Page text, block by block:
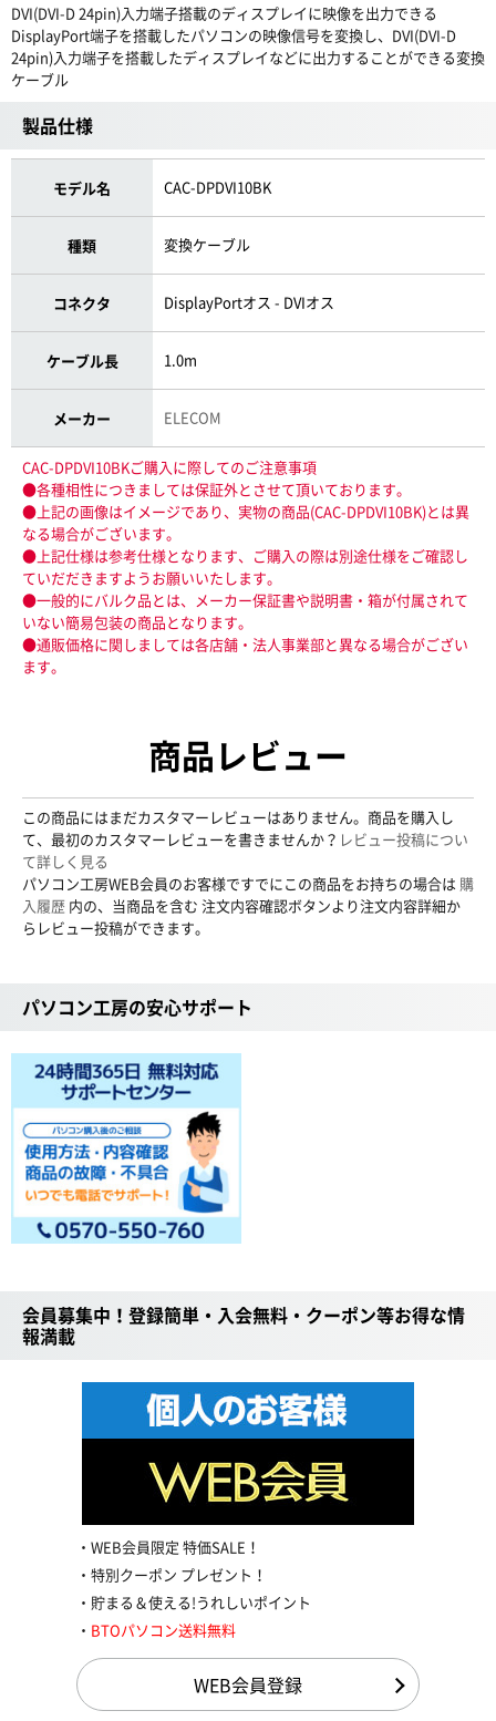
DVI(DVI-D 24pin)入力端子搭載のディスプレイに映像を出力できる
DisplayPort端子を搭載したパソコンの映像信号を変換し、DVI(DVI-D
24pin)入力端子を搭載したディスプレイなどに出力することができる変換
ケーブル
製品仕様
モデル名 CAC-DPDVI10BK
種類 変換ケーブル
コネクタ DisplayPortオス - DVIオス
ケーブル長 1.0m
メーカー ELECOM
CAC-DPDVI10BKご購入に際してのご注意事項
●各種相性につきましては保証外とさせて頂いております。
●上記の画像はイメージであり、実物の商品(CAC-DPDVI10BK)とは異
なる場合がございます。
●上記仕様は参考仕様となります、ご購入の際は別途仕様をご確認し
ていだだきますようお願いいたします。
●一般的にバルク品とは、メーカー保証書や説明書・箱が付属されて
いない簡易包装の商品となります。
●通販価格に関しましては各店舗・法人事業部と異なる場合がござい
ます。
商品レビュー
この商品にはまだカスタマーレビューはありません。商品を購入し
て、最初のカスタマーレビューを書きませんか？ レビュー投稿につい
て詳しく見る
パソコン工房WEB会員のお客様ですでにこの商品をお持ちの場合は 購
入履歴 内の、当商品を含む 注文内容確認ボタンより注文内容詳細か
らレビュー投稿ができます。
パソコン工房の安心サポート
会員募集中！登録簡単・入会無料・クーポン等お得な情
報満載
WEB会員限定 特価SALE！
特別クーポン プレゼント！
貯まる＆使える!うれしいポイント
BTOパソコン送料無料
WEB会員登録